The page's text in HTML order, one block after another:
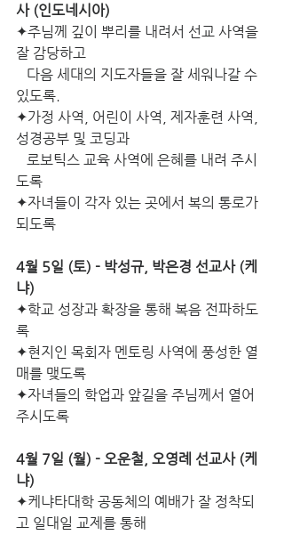
사 (인도네시아)
✦주님께 깊이 뿌리를 내려서 선교 사역을
잘 감당하고
다음 세대의 지도자들을 잘 세워나갈 수
있도록.
✦가정 사역, 어린이 사역, 제자훈련 사역,
성경공부 및 코딩과
로보틱스 교육 사역에 은혜를 내려 주시
도록
✦자녀들이 각자 있는 곳에서 복의 통로가
되도록
4월 5일 (토) - 박성규, 박은경 선교사 (케
냐)
✦학교 성장과 확장을 통해 복음 전파하도
록
✦현지인 목회자 멘토링 사역에 풍성한 열
매를 맺도록
✦자녀들의 학업과 앞길을 주님께서 열어
주시도록
4월 7일 (월) - 오운철, 오영례 선교사 (케
냐)
✦케냐타대학 공동체의 예배가 잘 정착되
고 일대일 교제를 통해